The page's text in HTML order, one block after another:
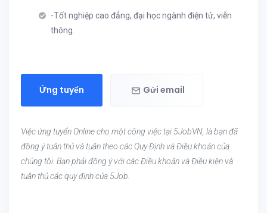
-Tốt nghiệp cao đẳng, đại học ngành điện tử, viễn
thông.
Ứng tuyển Gửi email
Việc ứng tuyển Online cho một công việc tại 5JobVN, là bạn đã
đồng ý tuân thủ và tuân theo các Quy Định và Điều khoản của
chúng tôi. Bạn phải đồng ý với các Điều khoản và Điều kiện và
tuân thủ các quy định của 5Job.